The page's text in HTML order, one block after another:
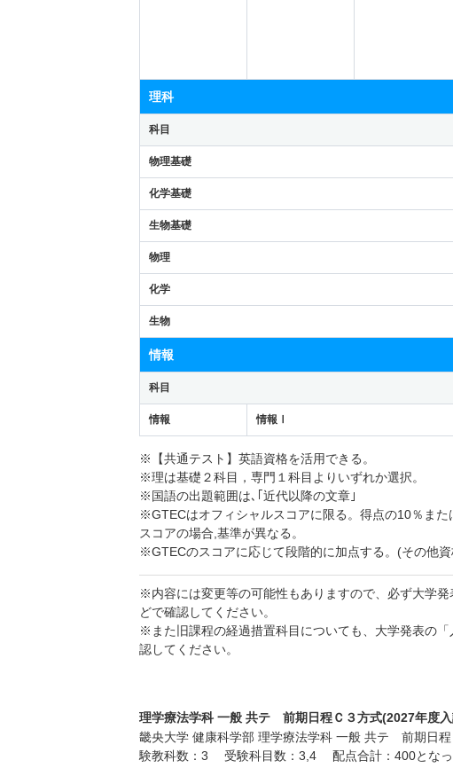
理科
科目
物理基礎
化学基礎
生物基礎
物理
化学
生物
情報
科目
情報 情報Ⅰ
※【共通テスト】英語資格を活用できる。
※理は基礎２科目，専門１科目よりいずれか選択。
※国語の出題範囲は､｢近代以降の文章｣
※GTECはオフィシャルスコアに限る。得点の10％ま
スコアの場合,基準が異なる。
※GTECのスコアに応じて段階的に加点する。(その他
※内容には変更等の可能性もありますので、必ず大学
どで確認してください。
※また旧課程の経過措置科目についても、大学発表の
認してください。
理学療法学科 一般 共テ 前期日程Ｃ３方式(2027年度
畿央大学 健康科学部 理学療法学科 一般 共テ 前期日
験教科数：3 受験科目数：3,4 配点合計：400となっ